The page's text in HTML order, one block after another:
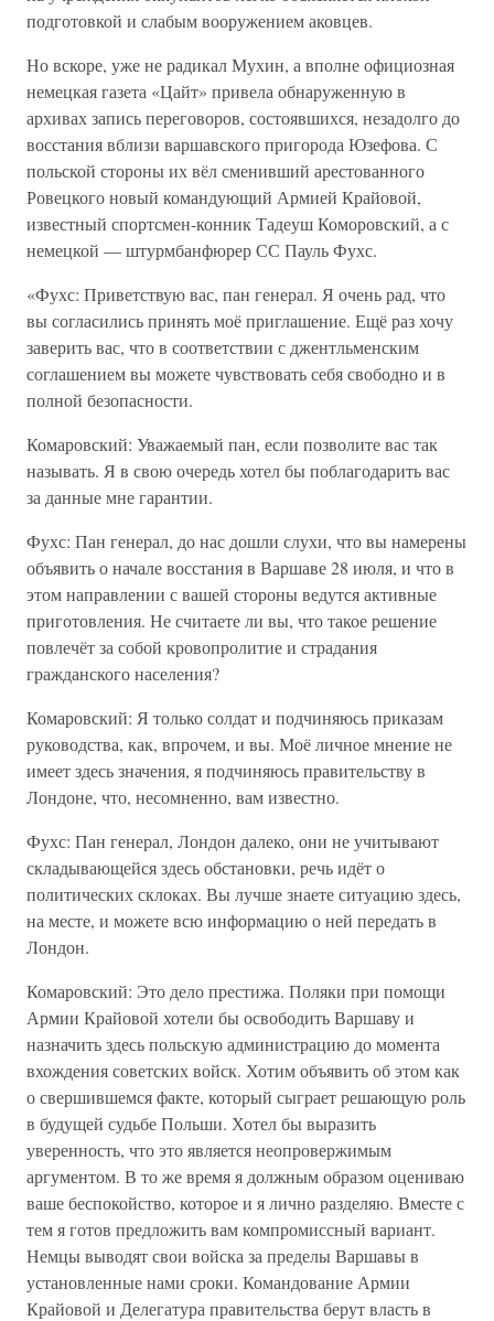
подготовкой и слабым вооружением аковцев.
Но вскоре, уже не радикал Мухин, а вполне официозная
немецкая газета «Цайт» привела обнаруженную в
архивах запись переговоров, состоявшихся, незадолго до
восстания вблизи варшавского пригорода Юзефова. С
польской стороны их вёл сменивший арестованного
Ровецкого новый командующий Армией Крайовой,
известный спортсмен-конник Тадеуш Коморовский, а с
немецкой — штурмбанфюрер СС Пауль Фухс.
«Фухс: Приветствую вас, пан генерал. Я очень рад, что
вы согласились принять моё приглашение. Ещё раз хочу
заверить вас, что в соответствии с джентльменским
соглашением вы можете чувствовать себя свободно и в
полной безопасности.
Комаровский: Уважаемый пан, если позволите вас так
называть. Я в свою очередь хотел бы поблагодарить вас
за данные мне гарантии.
Фухс: Пан генерал, до нас дошли слухи, что вы намерены
объявить о начале восстания в Варшаве 28 июля, и что в
этом направлении с вашей стороны ведутся активные
приготовления. Не считаете ли вы, что такое решение
повлечёт за собой кровопролитие и страдания
гражданского населения?
Комаровский: Я только солдат и подчиняюсь приказам
руководства, как, впрочем, и вы. Моё личное мнение не
имеет здесь значения, я подчиняюсь правительству в
Лондоне, что, несомненно, вам известно.
Фухс: Пан генерал, Лондон далеко, они не учитывают
складывающейся здесь обстановки, речь идёт о
политических склоках. Вы лучше знаете ситуацию здесь,
на месте, и можете всю информацию о ней передать в
Лондон.
Комаровский: Это дело престижа. Поляки при помощи
Армии Крайовой хотели бы освободить Варшаву и
назначить здесь польскую администрацию до момента
вхождения советских войск. Хотим объявить об этом как
о свершившемся факте, который сыграет решающую роль
в будущей судьбе Польши. Хотел бы выразить
уверенность, что это является неопровержимым
аргументом. В то же время я должным образом оцениваю
ваше беспокойство, которое и я лично разделяю. Вместе с
тем я готов предложить вам компромиссный вариант.
Немцы выводят свои войска за пределы Варшавы в
установленные нами сроки. Командование Армии
Крайовой и Делегатура правительства берут власть в